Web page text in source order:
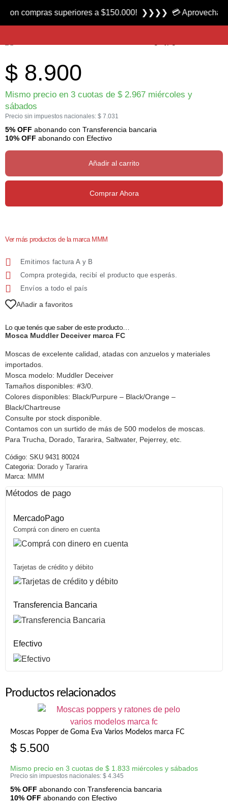
Producto nuevo
Mosca Muddler Deceiver marca FC
$ 8.900
Mismo precio en 3 cuotas de $2.967 miércoles y
sábados
Precio sin impuestos nacionales: $ 7.031
5% OFF abonando con Transferencia bancaria
10% OFF abonando con Efectivo
Añadir al carrito
Comprar Ahora
Ver más productos de la marca MMM
Emitimos factura A y B
Compra protegida, recibí el producto que esperás.
Envíos a todo el país
Añadir a favoritos
Lo que tenés que saber de este producto…
Mosca Muddler Deceiver marca FC
Moscas de excelente calidad, atadas con anzuelos y materiales
importados.
Mosca modelo: Muddler Deceiver
Tamaños disponibles: #3/0.
Colores disponibles: Black/Purpure – Black/Orange –
Black/Chartreuse
Consulte por stock disponible.
Contamos con un surtido de más de 500 modelos de moscas.
Para Trucha, Dorado, Tararira, Saltwater, Pejerrey, etc.
Código: SKU 9431 80024
Categoria: Dorado y Tararira
Marca: MMM
Métodos de pago
MercadoPago
Comprá con dinero en cuenta
Tarjetas de crédito y débito
Transferencia Bancaria
Efectivo
Productos relacionados
Moscas Popper de Goma Eva Varios Modelos marca FC
$ 5.500
Mismo precio en 3 cuotas de $ 1.833 miércoles y sábados
Precio sin impuestos nacionales: $ 4.345
5% OFF abonando con Transferencia bancaria
10% OFF abonando con Efectivo
superiores a $150.000! ❯❯❯❯ 💳 Aprovecha las 3